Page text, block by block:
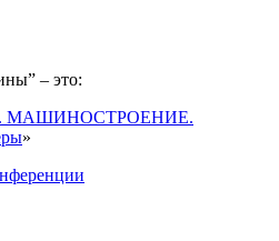
– это:
МАШИНОСТРОЕНИЕ.
»